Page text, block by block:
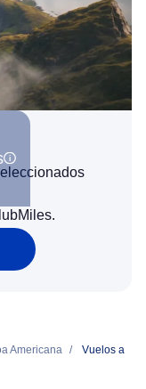
Americana
Vuelos a